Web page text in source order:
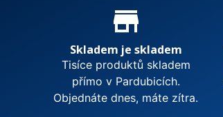
Proč nakupovat u nás?
store_mall_directory
Skladem je skladem
Tisíce produktů skladem
přímo v Pardubicích.
Objednáte dnes, máte zítra.